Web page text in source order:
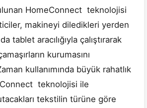
HomeConnect teknolojisi
makineyi diledikleri yerden
tablet aracılığıyla çalıştırarak
kurumasını
kullanımında büyük rahatlık
teknolojisi ile
tekstilin türüne göre